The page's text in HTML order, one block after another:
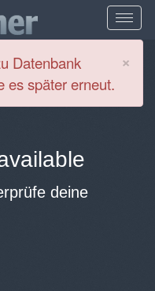
×
Datenbank
es später erneut.
deine